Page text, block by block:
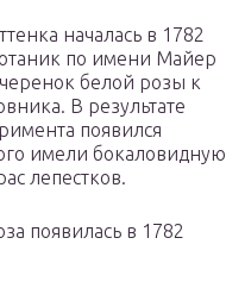
началась в 1782
по имени Майер
белой розы к
В результате
появился
имели бокаловидную
лепестков.
появилась в 1782